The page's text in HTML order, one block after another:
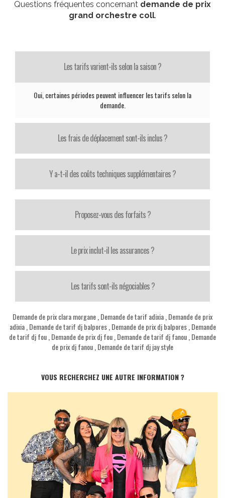
Questions fréquentes concernant demande de prix
grand orchestre coll.
Les tarifs varient-ils selon la saison ?
Oui, certaines périodes peuvent influencer les tarifs selon la
demande.
Les frais de déplacement sont-ils inclus ?
Y a-t-il des coûts techniques supplémentaires ?
Proposez-vous des forfaits ?
Le prix inclut-il les assurances ?
Les tarifs sont-ils négociables ?
Demande de prix clara morgane Demande de tarif adixia Demande de prix
adixia, Demande de tarif dj balpores, Demande de prix dj balpores, Demande
de tarif dj fou Demande de prix dj fou Demande de tarif dj fanou Demande
de prix dj fanou Demande de tarif dj jay style
VOUS RECHERCHEZ UNE AUTRE INFORMATION ?